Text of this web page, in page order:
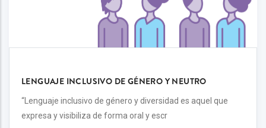
LENGUAJE INCLUSIVO DE GÉNERO Y NEUTRO
“Lenguaje inclusivo de género y diversidad es aquel que
expresa y visibiliza de forma oral y escr